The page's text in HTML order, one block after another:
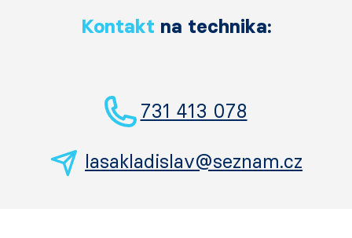
Kontakt na technika:
731 413 078
lasakladislav@seznam.cz